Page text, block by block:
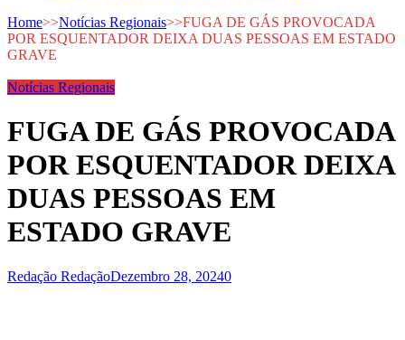
Home>>Notícias Regionais>>FUGA DE GÁS PROVOCADA
POR ESQUENTADOR DEIXA DUAS PESSOAS EM ESTADO
GRAVE
Notícias Regionais
FUGA DE GÁS PROVOCADA
POR ESQUENTADOR DEIXA
DUAS PESSOAS EM
ESTADO GRAVE
Redação RedaçãoDezembro 28, 20240